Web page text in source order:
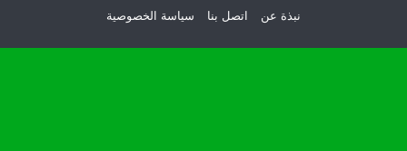
نبذة عن
اتصل بنا سياسة الخصوصية